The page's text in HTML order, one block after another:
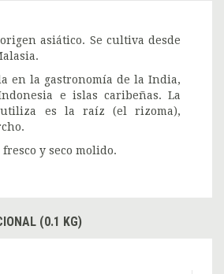
asiático. Se cultiva desde
en la gastronomía de la India,
e islas caribeñas. La
es la raíz (el rizoma),
y seco molido.
(0.1 KG)